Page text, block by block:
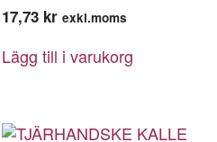
17,73 kr exkl.moms
Lägg till i varukorg